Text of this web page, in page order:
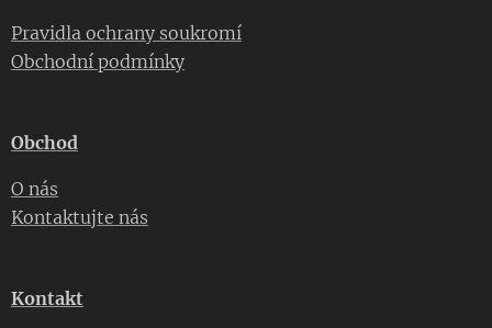
Pravidla ochrany soukromí
Obchodní podmínky
Obchod
O nás
Kontaktujte nás
Kontakt